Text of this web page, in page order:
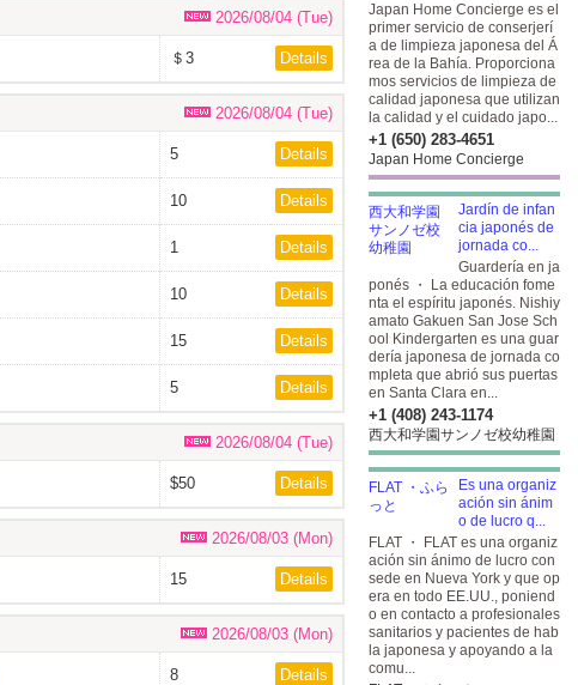
2026/08/04 (Tue)
＄3 Details
2026/08/04 (Tue)
5 Details
10 Details
1 Details
10 Details
15 Details
5 Details
2026/08/04 (Tue)
$50 Details
2026/08/03 (Mon)
15 Details
2026/08/03 (Mon)
8 Details
Japan Home Concierge es el
primer servicio de conserjerí
a de limpieza japonesa del Á
rea de la Bahía. Proporciona
mos servicios de limpieza de
calidad japonesa que utilizan
la calidad y el cuidado japo...
+1 (650) 283-4651
Japan Home Concierge
Jardín de infan
cia japonés de
jornada co...
Guardería en ja
ponés ・ La educación fome
nta el espíritu japonés. Nishiy
amato Gakuen San Jose Sch
ool Kindergarten es una guar
dería japonesa de jornada co
mpleta que abrió sus puertas
en Santa Clara en...
+1 (408) 243-1174
西大和学園サンノゼ校幼稚園
Es una organiz
ación sin ánim
o de lucro q...
FLAT ・ FLAT es una organiz
ación sin ánimo de lucro con
sede en Nueva York y que op
era en todo EE.UU., poniend
o en contacto a profesionales
sanitarios y pacientes de hab
la japonesa y apoyando a la
comu...